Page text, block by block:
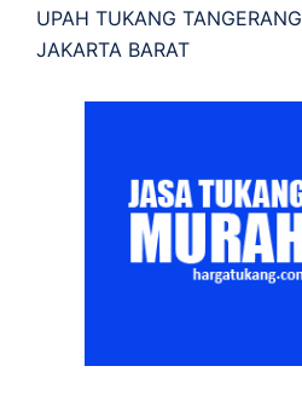
UPAH TUKANG TANGERANG
JAKARTA BARAT